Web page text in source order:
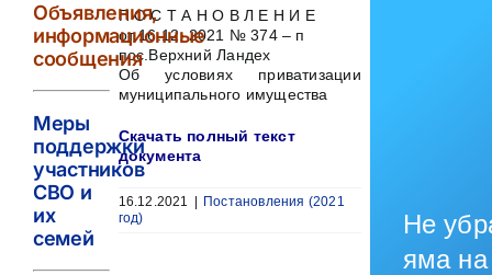
П О С Т А Н О В Л Е Н И Е
от 16.12. 2021 № 374 – п
пос.Верхний Ландех
Об условиях приватизации
муниципального имущества
Скачать полный текст
документа
16.12.2021
Постановления (2021
год)
Объявления,
информационные
сообщения
Меры
поддержки
участников
СВО и
их
семей
Не
яма на